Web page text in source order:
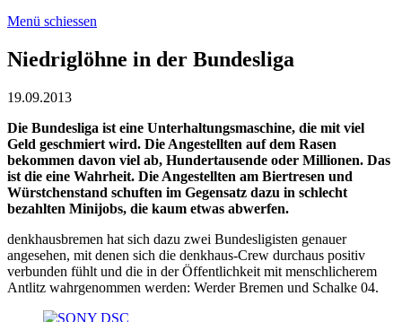
Menü schiessen
Niedriglöhne in der Bundesliga
19.09.2013
Die Bundesliga ist eine Unterhaltungsmaschine, die mit viel
Geld geschmiert wird. Die Angestellten auf dem Rasen
bekommen davon viel ab, Hundertausende oder Millionen. Das
ist die eine Wahrheit. Die Angestellten am Biertresen und
Würstchenstand schuften im Gegensatz dazu in schlecht
bezahlten Minijobs, die kaum etwas abwerfen.
denkhausbremen hat sich dazu zwei Bundesligisten genauer
angesehen, mit denen sich die denkhaus-Crew durchaus positiv
verbunden fühlt und die in der Öffentlichkeit mit menschlicherem
Antlitz wahrgenommen werden: Werder Bremen und Schalke 04.